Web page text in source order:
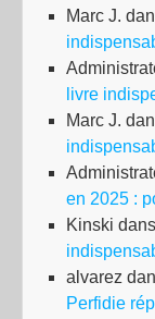
Marc J.
livre
Marc J.
en 2025 :
Kinski dans
alvarez
Perfidie